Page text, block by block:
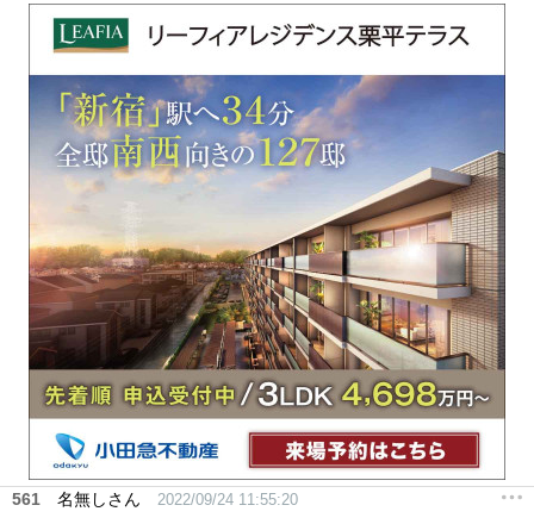
561 名無しさん 2022/09/24 11:55:20